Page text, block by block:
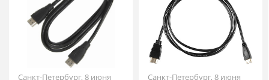
Санкт-Петербург, 8 июня
Санкт-Петербург, 8 июня